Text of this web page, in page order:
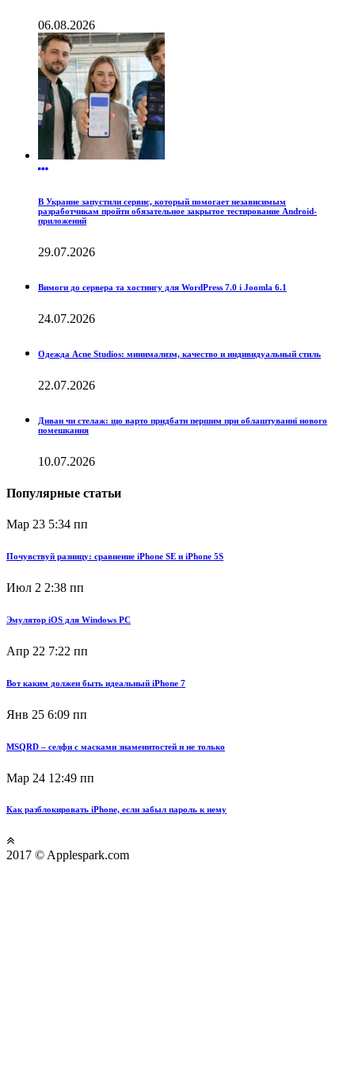
06.08.2026
В Украине запустили сервис, который помогает независимым
разработчикам пройти обязательное закрытое тестирование Android-
приложений
29.07.2026
Вимоги до сервера та хостингу для WordPress 7.0 і Joomla 6.1
24.07.2026
Одежда Acne Studios: минимализм, качество и индивидуальный стиль
22.07.2026
Диван чи стелаж: що варто придбати першим при облаштуванні нового
помешкання
10.07.2026
Популярные статьи
Мар 23 5:34 пп
Почувствуй разницу: сравнение iPhone SE и iPhone 5S
Июл 2 2:38 пп
Эмулятор iOS для Windows PC
Апр 22 7:22 пп
Вот каким должен быть идеальный iPhone 7
Янв 25 6:09 пп
MSQRD – селфи с масками знаменитостей и не только
Мар 24 12:49 пп
Как разблокировать iPhone, если забыл пароль к нему
2017 © Applespark.com